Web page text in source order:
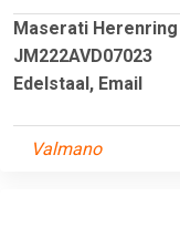
Maserati Herenring
JM222AVD07023
Edelstaal, Email
Valmano